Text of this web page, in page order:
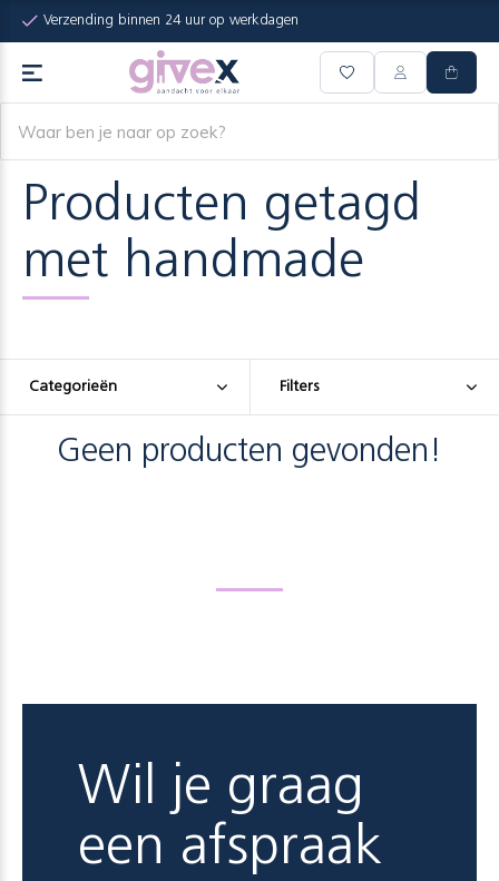
Verzending binnen 24 uur op werkdagen
Producten getagd
met handmade
Categorieën Filters
Geen producten gevonden!
Wil je graag
een afspraak